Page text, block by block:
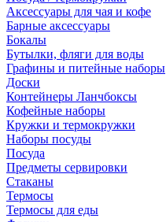
Аксессуары для чая и кофе
Барные аксессуары
Бокалы
Бутылки, фляги для воды
Графины и питейные наборы
Доски
Контейнеры Ланчбоксы
Кофейные наборы
Кружки и термокружки
Наборы посуды
Посуда
Предметы сервировки
Стаканы
Термосы
Термосы для еды